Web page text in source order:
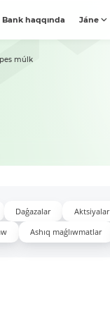
Bank haqqında Jáne
múlk
Daǵazalar Aktsiyalar
Ashıq maǵlıwmatlar